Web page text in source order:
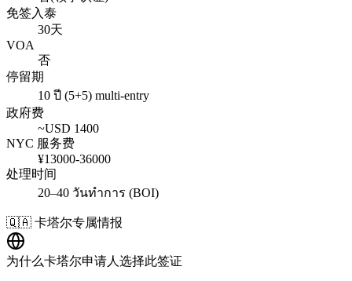
免签入泰
30天
VOA
否
停留期
10 ปี (5+5) multi-entry
政府费
~USD 1400
NYC 服务费
¥13000-36000
处理时间
20–40 วันทำการ (BOI)
🇶🇦 卡塔尔专属情报
为什么卡塔尔申请人选择此签证